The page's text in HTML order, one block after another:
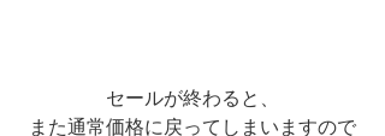
セールが終わると、
また通常価格に戻ってしまいますので